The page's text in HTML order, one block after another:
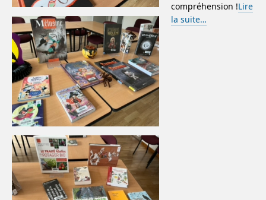
compréhension !Lire
la suite…